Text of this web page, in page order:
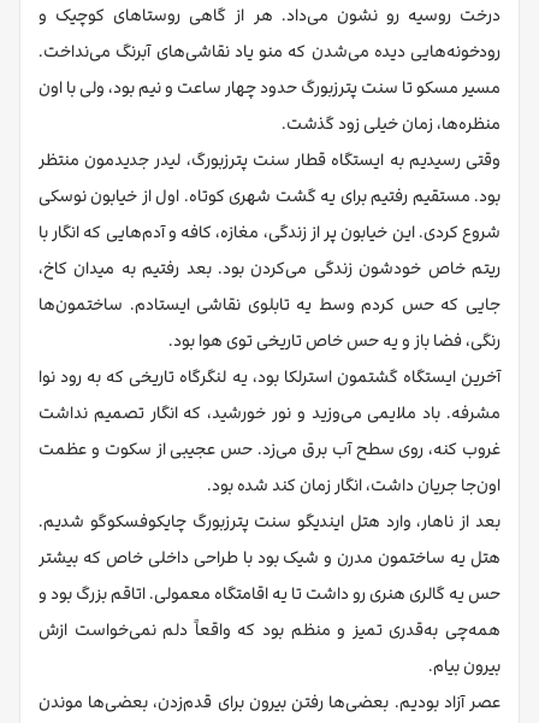
درخت روسیه رو نشون می‌داد. هر از گاهی روستاهای کوچیک و
رودخونه‌هایی دیده می‌شدن که منو یاد نقاشی‌های آبرنگ می‌نداخت.
مسیر مسکو تا سنت پترزبورگ حدود چهار ساعت و نیم بود، ولی با اون
منظره‌ها، زمان خیلی زود گذشت.
وقتی رسیدیم به ایستگاه قطار سنت پترزبورگ، لیدر جدیدمون منتظر
بود. مستقیم رفتیم برای یه گشت شهری کوتاه. اول از خیابون نوسکی
شروع کردی. این خیابون پر از زندگی، مغازه، کافه و آدم‌هایی که انگار با
ریتم خاص خودشون زندگی می‌کردن بود. بعد رفتیم به میدان کاخ،
جایی که حس کردم وسط یه تابلوی نقاشی ایستادم. ساختمون‌ها
رنگی، فضا باز و یه حس خاص تاریخی توی هوا بود.
آخرین ایستگاه گشتمون استرلکا بود، یه لنگرگاه تاریخی که به رود نوا
مشرفه. باد ملایمی می‌وزید و نور خورشید، که انگار تصمیم نداشت
غروب کنه، روی سطح آب برق می‌زد. حس عجیبی از سکوت و عظمت
اون‌جا جریان داشت، انگار زمان کند شده بود.
بعد از ناهار، وارد هتل ایندیگو سنت پترزبورگ چایکوفسکوگو شدیم.
هتل یه ساختمون مدرن و شیک بود با طراحی داخلی خاص که بیشتر
حس یه گالری هنری رو داشت تا یه اقامتگاه معمولی. اتاقم بزرگ بود و
همه‌چی به‌قدری تمیز و منظم بود که واقعاً دلم نمی‌خواست ازش
بیرون بیام.
عصر آزاد بودیم. بعضی‌ها رفتن بیرون برای قدم‌زدن، بعضی‌ها موندن